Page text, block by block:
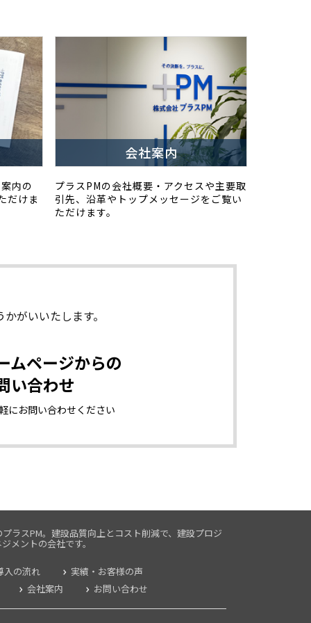
内の
だけま
会社案内
プラスPMの会社概要・アクセスや主要取
引先、沿革やトップメッセージをご覧い
ただけます。
がいいたします。
ムページからの
い合わせ
にお問い合わせください
ラスPM。建設品質向上とコスト削減で、建設プロジ
メントの会社です。
入の流れ
実績・お客様の声
会社案内
お問い合わせ